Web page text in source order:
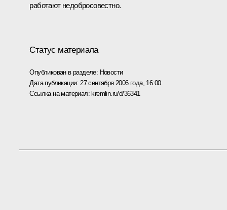
работают недобросовестно.
Статус материала
Опубликован в разделе: Новости
Дата публикации: 27 сентября 2006 года, 16:00
Ссылка на материал:kremlin.ru/d/36341